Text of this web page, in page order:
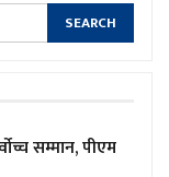
सम्मान, पीएम